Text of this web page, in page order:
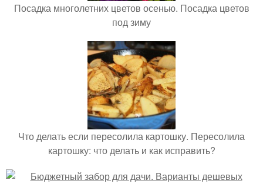
Посадка многолетних цветов осенью. Посадка цветов
под зиму
Что делать если пересолила картошку. Пересолила
картошку: что делать и как исправить?